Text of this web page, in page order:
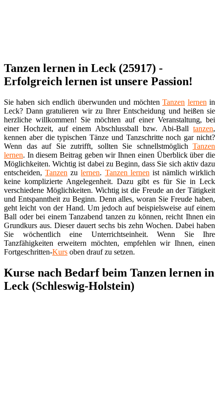
Tanzen lernen in Leck (25917) -
Erfolgreich lernen ist unsere Passion!
Sie haben sich endlich überwunden und möchtenTanzen lernen in
Leck? Dann gratulieren wir zu Ihrer Entscheidung und heißen sie
herzliche willkommen! Sie möchten auf einer Veranstaltung, bei
einer Hochzeit, auf einem Abschlussball bzw. Abi-Ball tanzen,
kennen aber die typischen Tänze und Tanzschritte noch gar nicht?
Wenn das auf Sie zutrifft, sollten Sie schnellstmöglich Tanzen
lernen. In diesem Beitrag geben wir Ihnen einen Überblick über die
Möglichkeiten. Wichtig ist dabei zu Beginn, dass Sie sich aktiv dazu
entscheiden,Tanzen zulernen. Tanzen lernen ist nämlich wirklich
keine komplizierte Angelegenheit. Dazu gibt es für Sie in Leck
verschiedene Möglichkeiten. Wichtig ist die Freude an der Tätigkeit
und Entspanntheit zu Beginn. Denn alles, woran Sie Freude haben,
geht leicht von der Hand. Um jedoch auf beispielsweise auf einem
Ball oder bei einem Tanzabend tanzen zu können, reicht Ihnen ein
Grundkurs aus. Dieser dauert sechs bis zehn Wochen. Dabei haben
Sie wöchentlich eine Unterrichtseinheit. Wenn Sie Ihre
Tanzfähigkeiten erweitern möchten, empfehlen wir Ihnen, einen
Fortgeschritten-Kurs oben drauf zu setzen.
Kurse nach Bedarf beim Tanzen lernen in
Leck (Schleswig-Holstein)